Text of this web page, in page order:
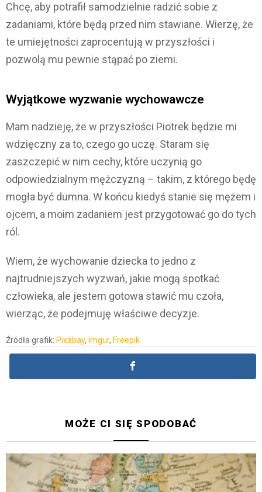
Chcę, aby potrafił samodzielnie radzić sobie z
zadaniami, które będą przed nim stawiane. Wierzę, że
te umiejętności zaprocentują w przyszłości i
pozwolą mu pewnie stąpać po ziemi.
Wyjątkowe wyzwanie wychowawcze
Mam nadzieję, że w przyszłości Piotrek będzie mi
wdzięczny za to, czego go uczę. Staram się
zaszczepić w nim cechy, które uczynią go
odpowiedzialnym mężczyzną – takim, z którego będę
mogła być dumna. W końcu kiedyś stanie się mężem i
ojcem, a moim zadaniem jest przygotować go do tych
ról.
Wiem, że wychowanie dziecka to jedno z
najtrudniejszych wyzwań, jakie mogą spotkać
człowieka, ale jestem gotowa stawić mu czoła,
wierząc, że podejmuję właściwe decyzje.
Źródła grafik: Pixabay, Imgur, Freepik
MOŻE CI SIĘ SPODOBAĆ